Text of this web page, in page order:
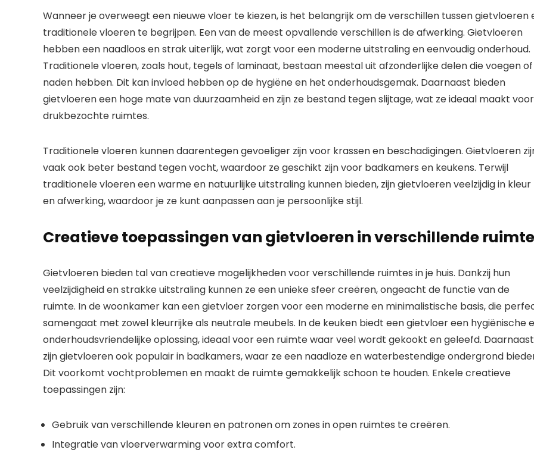
Wanneer je overweegt een nieuwe vloer te kiezen, is het belangrijk om de verschillen tussen gietvloeren
traditionele vloeren te begrijpen. Een van de meest opvallende verschillen is de afwerking. Gietvloeren
hebben een naadloos en strak uiterlijk, wat zorgt voor een moderne uitstraling en eenvoudig onderhoud.
Traditionele vloeren, zoals hout, tegels of laminaat, bestaan meestal uit afzonderlijke delen die voegen of
naden hebben. Dit kan invloed hebben op de hygiëne en het onderhoudsgemak. Daarnaast bieden
gietvloeren een hoge mate van duurzaamheid en zijn ze bestand tegen slijtage, wat ze ideaal maakt voor
drukbezochte ruimtes.
Traditionele vloeren kunnen daarentegen gevoeliger zijn voor krassen en beschadigingen. Gietvloeren
vaak ook beter bestand tegen vocht, waardoor ze geschikt zijn voor badkamers en keukens. Terwijl
traditionele vloeren een warme en natuurlijke uitstraling kunnen bieden, zijn gietvloeren veelzijdig in kleur
en afwerking, waardoor je ze kunt aanpassen aan je persoonlijke stijl.
Creatieve toepassingen van gietvloeren in verschillende
Gietvloeren bieden tal van creatieve mogelijkheden voor verschillende ruimtes in je huis. Dankzij hun
veelzijdigheid en strakke uitstraling kunnen ze een unieke sfeer creëren, ongeacht de functie van de
ruimte. In de woonkamer kan een gietvloer zorgen voor een moderne en minimalistische basis, die
samengaat met zowel kleurrijke als neutrale meubels. In de keuken biedt een gietvloer een hygiënische
onderhoudsvriendelijke oplossing, ideaal voor een ruimte waar veel wordt gekookt en geleefd. Daarnaast
zijn gietvloeren ook populair in badkamers, waar ze een naadloze en waterbestendige ondergrond
Dit voorkomt vochtproblemen en maakt de ruimte gemakkelijk schoon te houden. Enkele creatieve
toepassingen zijn:
Gebruik van verschillende kleuren en patronen om zones in open ruimtes te creëren.
Integratie van vloerverwarming voor extra comfort.